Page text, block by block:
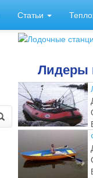
Статьи
Лидеры